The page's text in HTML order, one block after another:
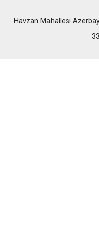
Havzan Mahallesi